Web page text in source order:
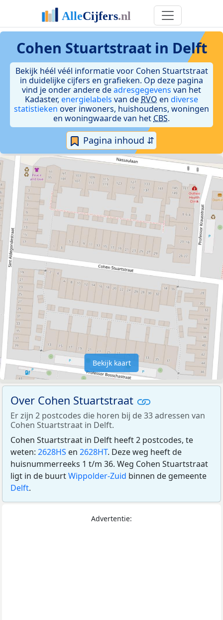
Cohen Stuartstraat in Delft
Bekijk héél véél informatie voor Cohen Stuartstraat
in duidelijke cijfers en grafieken. Op deze pagina
vind je onder andere deadresgegevens van het
Kadaster, energielabels van de RVO en diverse
statistieken over inwoners, huishoudens, woningen
en woningwaarde van het CBS.
Pagina inhoud ⇵
Bekijk kaart
Over Cohen Stuartstraat
Er zijn 2 postcodes die horen bij de 33 adressen van
Cohen Stuartstraat in Delft.
Cohen Stuartstraat in Delft heeft 2 postcodes, te
weten: 2628HS en 2628HT. Deze weg heeft de
huisnummerreeks 1 t/m 36. Weg Cohen Stuartstraat
ligt in de buurtWippolder-Zuid binnen de gemeente
Delft.
Advertentie: